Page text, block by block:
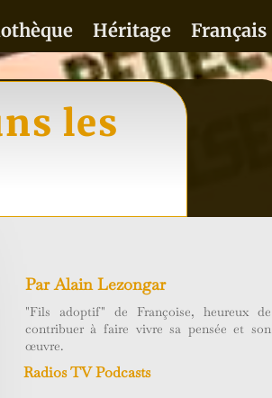
Héritage Français
les
ParAlain Lezongar
"Fils adoptif" de Françoise, heureux de
contribuer à faire vivre sa pensée et son
œuvre.
Radios TV Podcasts